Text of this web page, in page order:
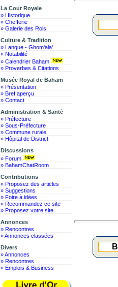
La Cour Royale
» Historique
» Chefferie
» Galerie des Rois
Culture & Tradition
» Langue - Ghom'ala'
» Notabilité
» Calendrier Baham
» Proverbes & Citations
Musée Royal de Baham
» Présentation
» Bref aperçu
» Contact
Administration & Santé
» Préfecture
» Sous-Préfecture
» Commune rurale
» Hôpital de District
Discussions
» Forum
» BahamChatRoom
Contributions
» Proposez des articles
» Suggestions
» Foire à idées
» Recommandez ce site
» Proposez votre site
Annonces
» Rencontres
» Annonces classées
Divers
» Annonces
» Rencontres
» Emplois & Business